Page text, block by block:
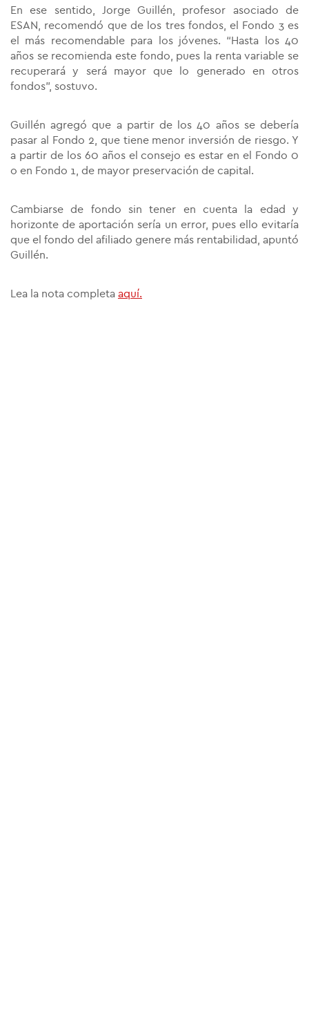
En ese sentido, Jorge Guillén, profesor asociado de
ESAN, recomendó que de los tres fondos, el Fondo 3 es
el más recomendable para los jóvenes. “Hasta los 40
años se recomienda este fondo, pues la renta variable se
recuperará y será mayor que lo generado en otros
fondos”, sostuvo.
Guillén agregó que a partir de los 40 años se debería
pasar al Fondo 2, que tiene menor inversión de riesgo. Y
a partir de los 60 años el consejo es estar en el Fondo 0
o en Fondo 1, de mayor preservación de capital.
Cambiarse de fondo sin tener en cuenta la edad y
horizonte de aportación sería un error, pues ello evitaría
que el fondo del afiliado genere más rentabilidad, apuntó
Guillén.
Lea la nota completa aquí.